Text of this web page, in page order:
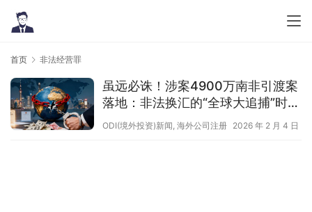
首页 非法经营罪
虽远必诛！涉案4900万南非引渡案
落地：非法换汇的“全球大追捕”时代
已来，你还在侥幸裸奔？
ODI(境外投资)新闻, 海外公司注册 2026 年 2 月 4 日